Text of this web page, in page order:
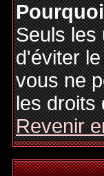
Seuls les
d'éviter
vous ne
les droits
Revenir